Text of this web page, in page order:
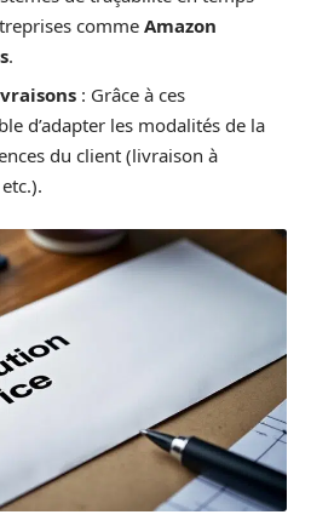
comme Amazon
.
: Grâce à ces
d’adapter les modalités de la
du client (livraison à